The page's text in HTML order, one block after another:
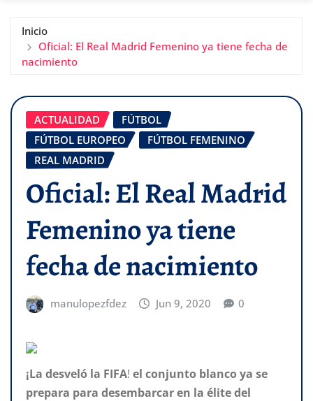
Inicio
Oficial: El Real Madrid Femenino ya tiene fecha de
nacimiento
ACTUALIDAD
FÚTBOL
FÚTBOL EUROPEO
FÚTBOL FEMENINO
REAL MADRID
Oficial: El Real Madrid
Femenino ya tiene
fecha de nacimiento
manulopezfdez Jun 9, 2020 0
¡La desveló la FIFA! el conjunto blanco ya se
prepara para desembarcar en la élite del